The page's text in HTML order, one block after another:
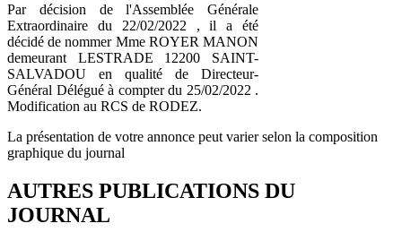
Par décision de l'Assemblée Générale
Extraordinaire du 22/02/2022 , il a été
décidé de nommer Mme ROYER MANON
demeurant LESTRADE 12200 SAINT-
SALVADOU en qualité de Directeur-
Général Délégué à compter du 25/02/2022 .
Modification au RCS de RODEZ.
La présentation de votre annonce peut varier selon la composition
graphique du journal
AUTRES PUBLICATIONS DU
JOURNAL